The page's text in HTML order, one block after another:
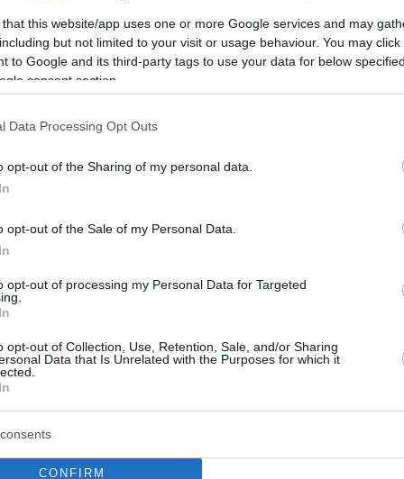
that this website/app uses one or more Google services and may
but not limited to your visit or usage behaviour. You may
to Google and its third-party tags to use your data for below
consent section.
Data Processing Opt Outs
opt-out of the Sharing of my personal data.
opt-out of the Sale of my Personal Data.
opt-out of processing my Personal Data for Targeted
opt-out of Collection, Use, Retention, Sale, and/or Sharing
Data that Is Unrelated with the Purposes for which it
CONFIRM
το αλκοόλ στις πτήσεις των
αερογραμμών
Airlines»
παρά τις έντονες αντιρρήσεις των
1